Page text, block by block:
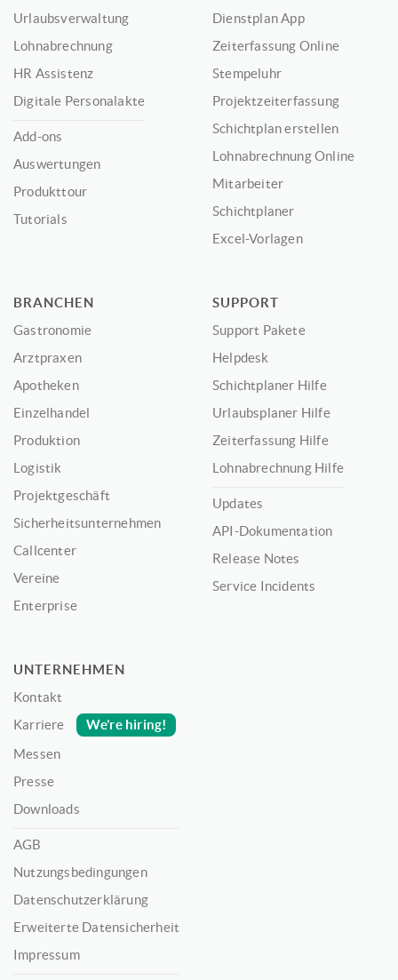
Urlaubsverwaltung
Lohnabrechnung
HR Assistenz
Digitale Personalakte
Add-ons
Auswertungen
Produkttour
Tutorials
Dienstplan App
Zeiterfassung Online
Stempeluhr
Projektzeiterfassung
Schichtplan erstellen
Lohnabrechnung Online
Mitarbeiter
Schichtplaner
Excel-Vorlagen
BRANCHEN
Gastronomie
Arztpraxen
Apotheken
Einzelhandel
Produktion
Logistik
Projektgeschäft
Sicherheitsunternehmen
Callcenter
Vereine
Enterprise
SUPPORT
Support Pakete
Helpdesk
Schichtplaner Hilfe
Urlaubsplaner Hilfe
Zeiterfassung Hilfe
Lohnabrechnung Hilfe
Updates
API-Dokumentation
Release Notes
Service Incidents
UNTERNEHMEN
Kontakt
Karriere
We’re hiring!
Messen
Presse
Downloads
AGB
Nutzungsbedingungen
Datenschutzerklärung
Erweiterte Datensicherheit
Impressum